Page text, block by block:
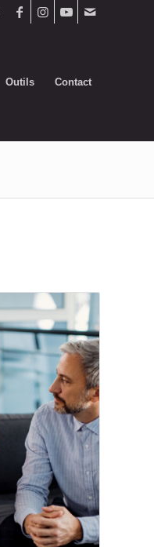
Outils Contact